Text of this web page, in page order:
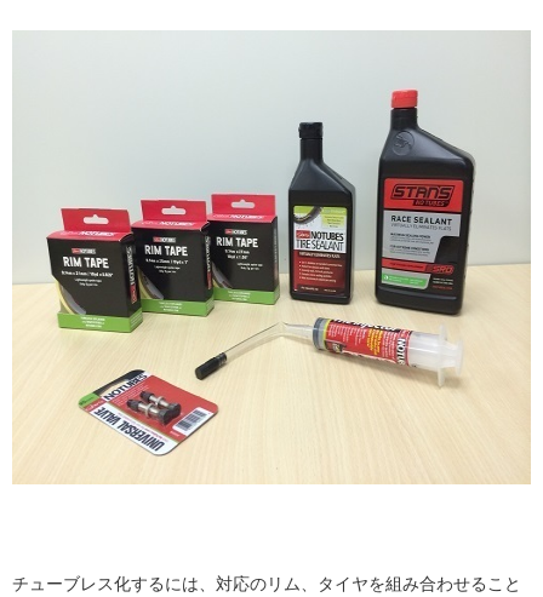
チューブレス化するには、対応のリム、タイヤを組み合わせること